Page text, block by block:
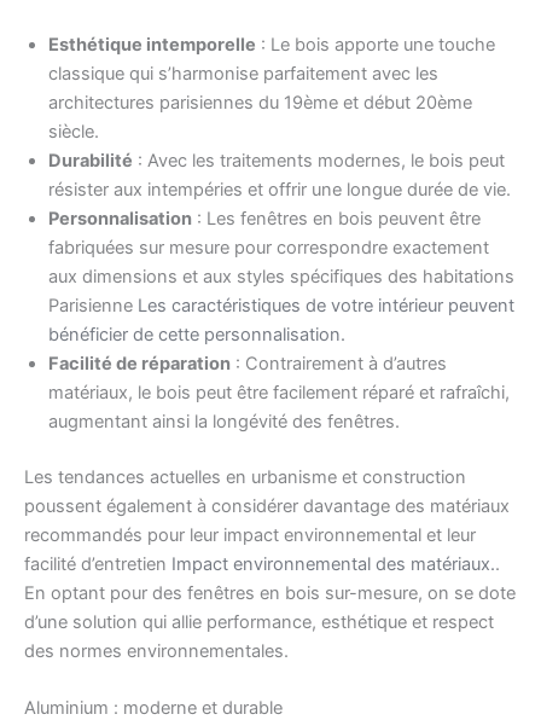
Esthétique intemporelle : Le bois apporte une touche
classique qui s’harmonise parfaitement avec les
architectures parisiennes du 19ème et début 20ème
siècle.
Durabilité : Avec les traitements modernes, le bois peut
résister aux intempéries et offrir une longue durée de vie.
Personnalisation : Les fenêtres en bois peuvent être
fabriquées sur mesure pour correspondre exactement
aux dimensions et aux styles spécifiques des habitations
Parisienne Les caractéristiques de votre intérieur peuvent
bénéficier de cette personnalisation.
Facilité de réparation : Contrairement à d’autres
matériaux, le bois peut être facilement réparé et rafraîchi,
augmentant ainsi la longévité des fenêtres.
Les tendances actuelles en urbanisme et construction
poussent également à considérer davantage des matériaux
recommandés pour leur impact environnemental et leur
facilité d’entretien Impact environnemental des matériaux..
En optant pour des fenêtres en bois sur-mesure, on se dote
d’une solution qui allie performance, esthétique et respect
des normes environnementales.
Aluminium : moderne et durable